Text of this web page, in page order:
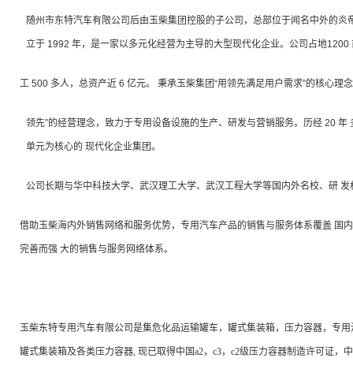
随州市东特汽车有限公司后由玉柴集团控股的子公司，总部位于闻名中外的
立于 1992 年，是一家以多元化经营为主导的大型现代化企业。公司占地1200
工 500 多人，总资产近 6 亿元。 秉承玉柴集团“用领先满足用户需求”的核心理
领先”的经营理念，致力于专用设备设施的生产、研发与营销服务。历经 20 年
单元为核心的 现代化企业集团。
公司长期与华中科技大学、武汉理工大学、武汉工程大学等国内外名校、研
借助玉柴海内外销售网络和服务优势，专用汽车产品的销售与服务体系覆盖 国
完善而强 大的销售与服务网络体系。
玉柴东特专用汽车有限公司是集危化品运输罐车，罐式集装箱，压力容器，专
罐式集装箱及各类压力容器, 现已取得中国a2，c3，c2级压力容器制造许可证，